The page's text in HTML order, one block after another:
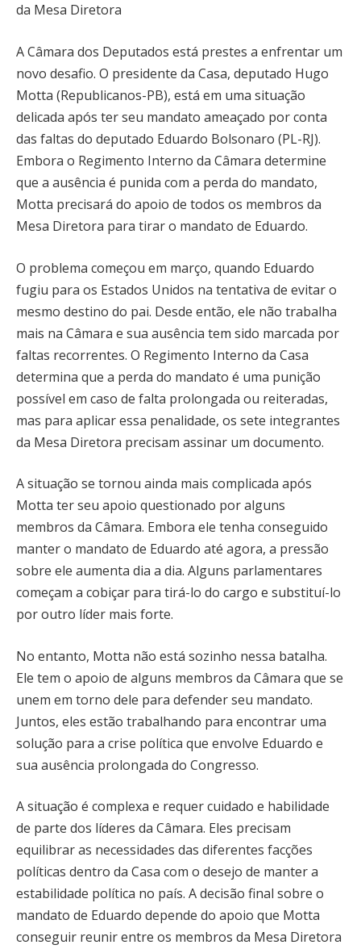
da Mesa Diretora
A Câmara dos Deputados está prestes a enfrentar um
novo desafio. O presidente da Casa, deputado Hugo
Motta (Republicanos-PB), está em uma situação
delicada após ter seu mandato ameaçado por conta
das faltas do deputado Eduardo Bolsonaro (PL-RJ).
Embora o Regimento Interno da Câmara determine
que a ausência é punida com a perda do mandato,
Motta precisará do apoio de todos os membros da
Mesa Diretora para tirar o mandato de Eduardo.
O problema começou em março, quando Eduardo
fugiu para os Estados Unidos na tentativa de evitar o
mesmo destino do pai. Desde então, ele não trabalha
mais na Câmara e sua ausência tem sido marcada por
faltas recorrentes. O Regimento Interno da Casa
determina que a perda do mandato é uma punição
possível em caso de falta prolongada ou reiteradas,
mas para aplicar essa penalidade, os sete integrantes
da Mesa Diretora precisam assinar um documento.
A situação se tornou ainda mais complicada após
Motta ter seu apoio questionado por alguns
membros da Câmara. Embora ele tenha conseguido
manter o mandato de Eduardo até agora, a pressão
sobre ele aumenta dia a dia. Alguns parlamentares
começam a cobiçar para tirá-lo do cargo e substituí-lo
por outro líder mais forte.
No entanto, Motta não está sozinho nessa batalha.
Ele tem o apoio de alguns membros da Câmara que se
unem em torno dele para defender seu mandato.
Juntos, eles estão trabalhando para encontrar uma
solução para a crise política que envolve Eduardo e
sua ausência prolongada do Congresso.
A situação é complexa e requer cuidado e habilidade
de parte dos líderes da Câmara. Eles precisam
equilibrar as necessidades das diferentes facções
políticas dentro da Casa com o desejo de manter a
estabilidade política no país. A decisão final sobre o
mandato de Eduardo depende do apoio que Motta
conseguir reunir entre os membros da Mesa Diretora